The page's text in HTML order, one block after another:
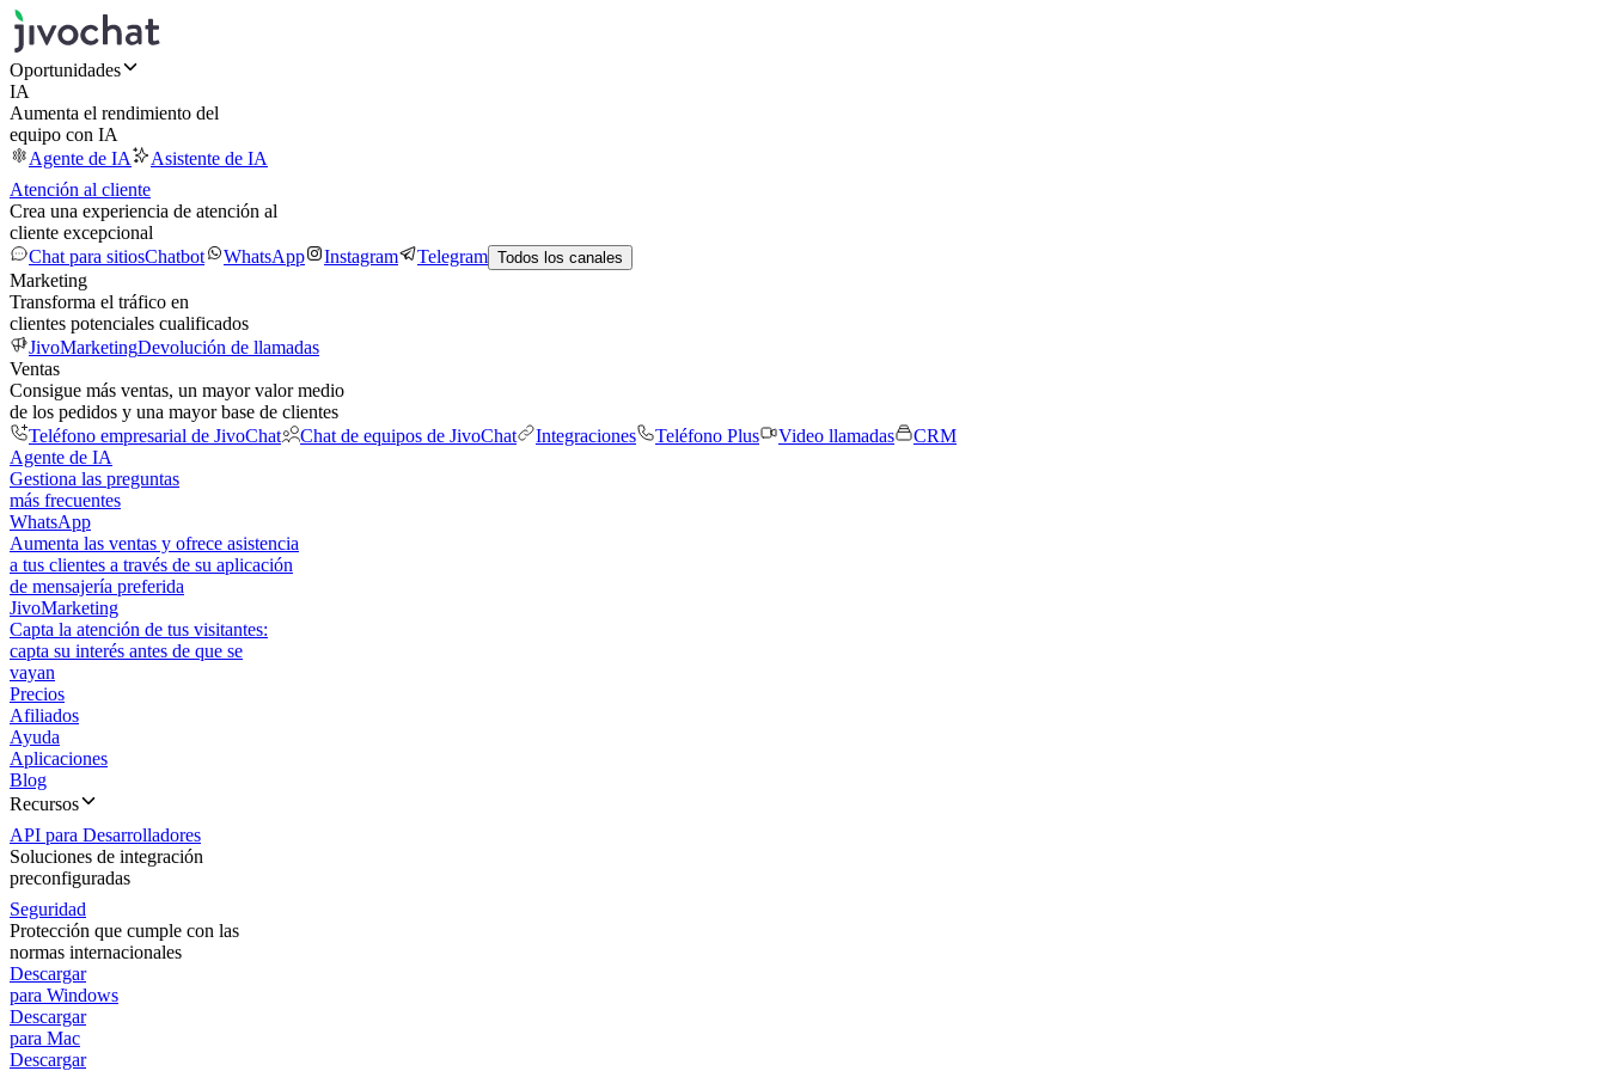
Oportunidades
IA
Aumenta el rendimiento del
equipo con IA
Agente de IA
Asistente de IA
Atención al cliente
Crea una experiencia de atención al
cliente excepcional
Chat para sitiosChatbot WhatsApp Instagram Telegram Todos los canales
Marketing
Transforma el tráfico en
clientes potenciales cualificados
JivoMarketingDevolución de llamadas
Ventas
Consigue más ventas, un mayor valor medio
de los pedidos y una mayor base de clientes
Teléfono empresarial de JivoChat
Chat de equipos de JivoChat Integraciones Teléfono Plus Video llamadas
CRM
Agente de IA
Gestiona las preguntas
más frecuentes
WhatsApp
Aumenta las ventas y ofrece asistencia
a tus clientes a través de su aplicación
de mensajería preferida
JivoMarketing
Capta la atención de tus visitantes:
capta su interés antes de que se
vayan
Precios
Afiliados
Ayuda
Aplicaciones
Blog
Recursos
API para Desarrolladores
Soluciones de integración
preconfiguradas
Seguridad
Protección que cumple con las
normas internacionales
Descargar
para Windows
Descargar
para Mac
Descargar